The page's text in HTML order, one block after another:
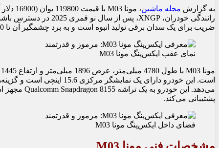
به گزارش مجله ماشین
ضریب برای یک سدان برقی تولید انبوه است و به برد چشمگیر آن تا 620 کیلومتر با باتری 62.2 کیلووات ساعتی کمک می‌کند.
نمای عقب ایکس‌‌پنگ مونا M03
پشتیبانی می‌کند.
فضای داخل ایکس‌‌پنگ مونا M03